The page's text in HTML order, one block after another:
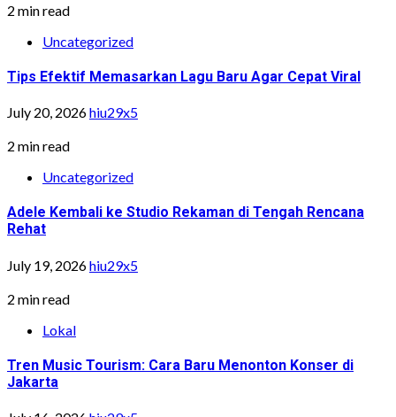
2 min read
Uncategorized
Tips Efektif Memasarkan Lagu Baru Agar Cepat Viral
July 20, 2026hiu29x5
2 min read
Uncategorized
Adele Kembali ke Studio Rekaman di Tengah Rencana
Rehat
July 19, 2026hiu29x5
2 min read
Lokal
Tren Music Tourism: Cara Baru Menonton Konser di
Jakarta